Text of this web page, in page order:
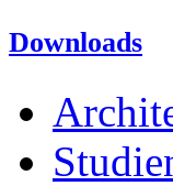
Downloads